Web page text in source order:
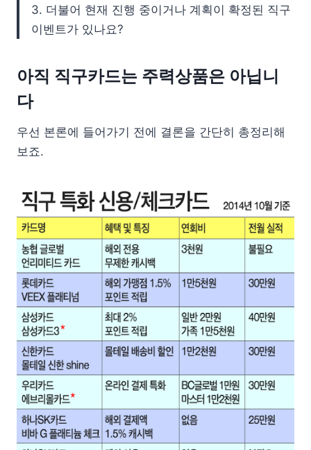
3. 더불어 현재 진행 중이거나 계획이 확정된 직구
이벤트가 있나요?
아직 직구카드는 주력상품은 아닙니
다
우선 본론에 들어가기 전에 결론을 간단히 총정리해
보죠.